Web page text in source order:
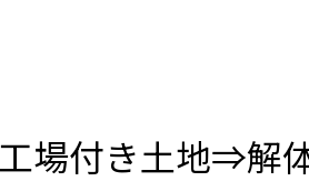
場付き土地⇒解